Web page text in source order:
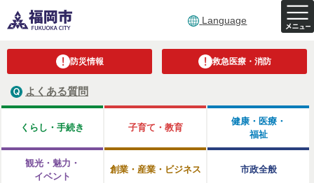
Language
防災情報 救急医療・消防
よくある質問
くらし・手続き 子育て・教育
健康・医療・
福祉
観光・魅力・
イベント
創業・産業・ビジネス 市政全般